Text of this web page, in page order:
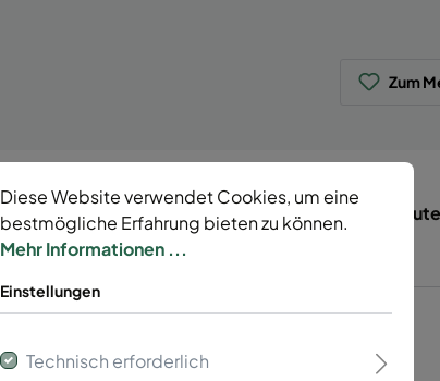
Zum
55 Jahre Erfahrung Tierisch
Diese Website verwendet Cookies, um eine
bestmögliche Erfahrung bieten zu können.
Mehr Informationen ...
Einstellungen
Technisch erforderlich